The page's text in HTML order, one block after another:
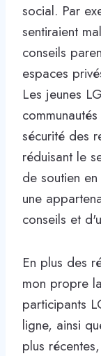
social. Par
sentiraient
conseils
espaces
Les jeunes
sécurité des
réduisant le
de soutien
une
conseils et
En plus des
mon propre
participants
ligne, ainsi
plus